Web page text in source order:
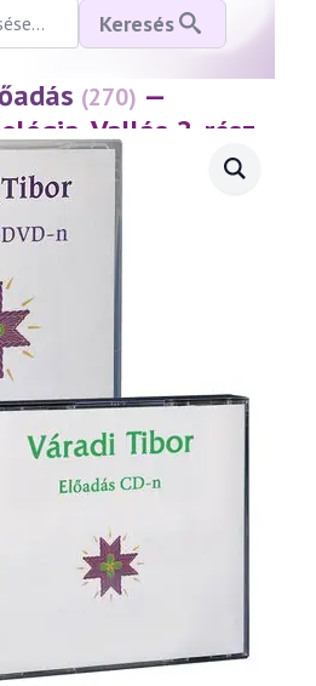
Keresés
(270) —
Vallás 2. rész
(2002.11.15.)